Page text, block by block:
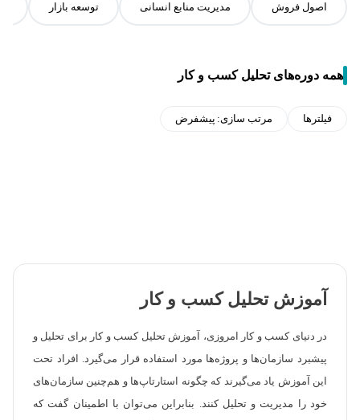
اصول فروش مدیریت منابع انسانی توسعه بازار
همه دوره‌های تحلیل کسب و کار
فیلترها مرتب سازی: پیشفرض
آموزش تحلیل کسب و کار
در دنیای کسب و کار امروزی، آموزش تحلیل کسب و کار برای تحلیل و
پیشبرد سازمان‌ها و پروژه‌ها مورد استفاده قرار می‌گیرد. افراد تحت
این آموزش یاد می‌گیرند که چگونه استارتاپ‌ها و هم‌چنین سازمان‌های
خود را مدیریت و تحلیل کنند. بنابراین می‌توان با اطمینان گفت که